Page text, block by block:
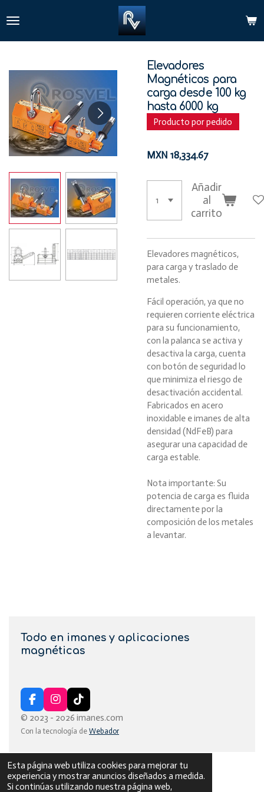
Esta página web utiliza cookies para mejorar tu
experiencia y mostrar anuncios diseñados a medida.
Si continúas utilizando nuestra página web,
al
Elevadores
Magnéticos para
carga desde 100 kg
hasta 6000 kg
Producto por pedido
MXN 18,334.67
Añadir
al
carrito
Elevadores magnéticos,
para carga y traslado de
metales.
Fácil operación, ya que no
requieren corriente eléctrica
para su funcionamiento,
con la palanca se activa y
desactiva la carga, cuenta
con botón de seguridad lo
que minimiza el riesgo de
desactivación accidental.
Fabricados en acero
inoxidable e imanes de alta
densidad (NdFeB) para
asegurar una capacidad de
carga estable.
Nota importante: Su
potencia de carga es fluida
directamente por la
composición de los metales
a levantar.
Todo en imanes y aplicaciones
magnéticas
F
a
e
o
k
I
n
t
r
a
m
T
i
T
© 2023 - 2026 imanes.com
Con la tecnología de Webador